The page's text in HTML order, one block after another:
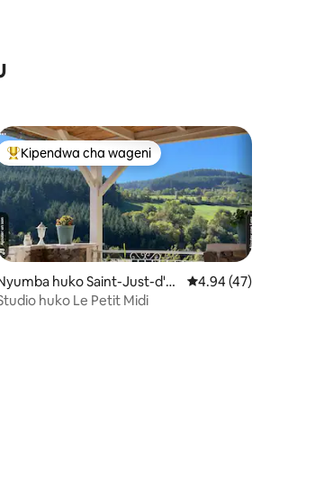
wastani wa 5 kati ya 5, tathmini 62
Kipendwa maarufu cha wageni
Kipendwa cha wageni
huko Saint-Just-d'A
Ukadiriaji wa wastani
4.94 (47)
huko Le Petit Midi